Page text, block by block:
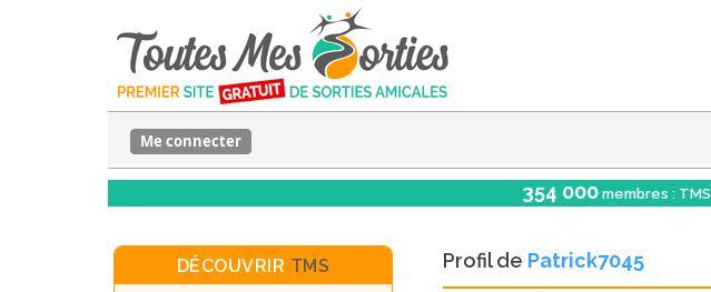
Me connecter
354 000 membres : TMS
Profil de Patrick7045
DÉCOUVRIR TMS